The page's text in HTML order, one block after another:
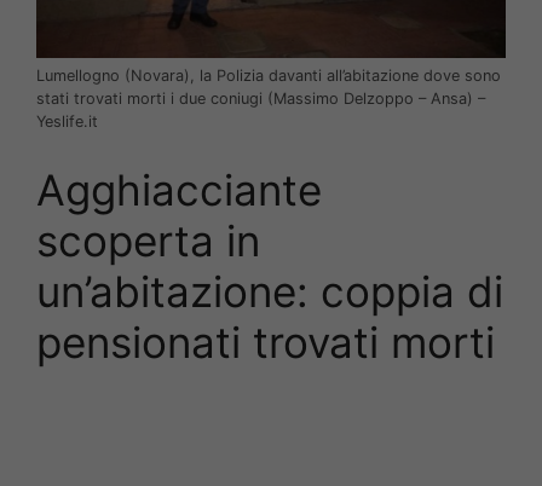
Lumellogno (Novara), la Polizia davanti all’abitazione dove sono
stati trovati morti i due coniugi (Massimo Delzoppo – Ansa) –
Yeslife.it
Agghiacciante
scoperta in
un’abitazione: coppia di
pensionati trovati morti